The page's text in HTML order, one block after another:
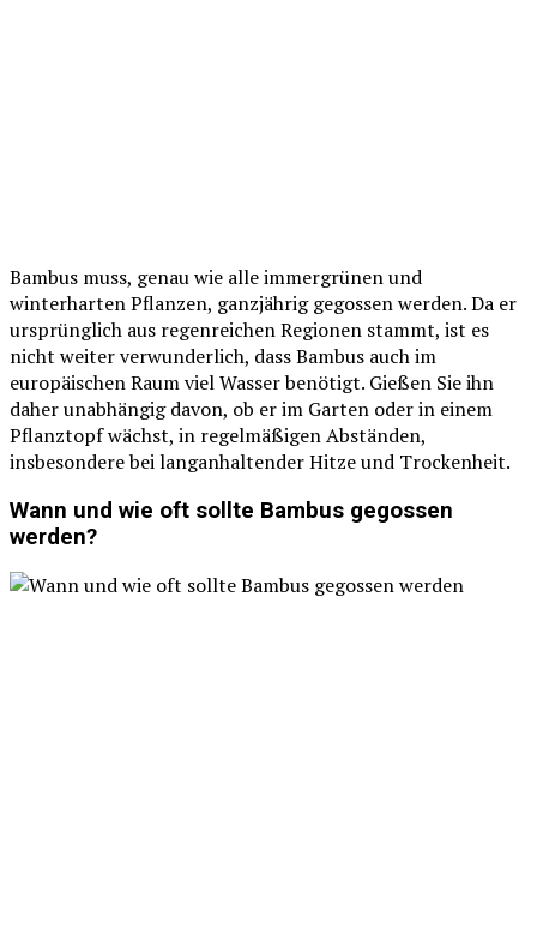
Bambus muss, genau wie alle immergrünen und
winterharten Pflanzen, ganzjährig gegossen werden. Da er
ursprünglich aus regenreichen Regionen stammt, ist es
nicht weiter verwunderlich, dass Bambus auch im
europäischen Raum viel Wasser benötigt. Gießen Sie ihn
daher unabhängig davon, ob er im Garten oder in einem
Pflanztopf wächst, in regelmäßigen Abständen,
insbesondere bei langanhaltender Hitze und Trockenheit.
Wann und wie oft sollte Bambus gegossen
werden?